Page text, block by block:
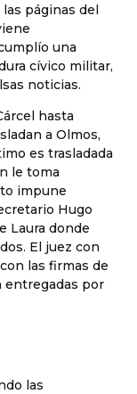
páginas del
una
cívico militar,
noticias.
hasta
a Olmos,
es trasladada
le toma
impune
Hugo
Laura donde
El juez con
las firmas de
entregadas por
las